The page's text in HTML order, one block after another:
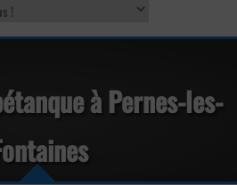
à Pernes-les-